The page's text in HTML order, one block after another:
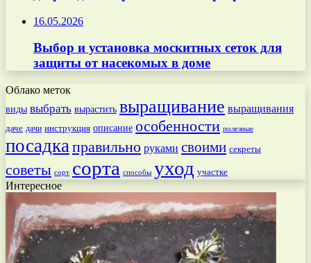
16.05.2026
Выбор и установка москитных сеток для
защиты от насекомых в доме
Облако меток
виды выбрать вырастить выращивание выращивания
даче дачи инструкция описание особенности полезные
посадкаправильно руками своими секреты
советы сорт сорта способы уход участке
Интересное